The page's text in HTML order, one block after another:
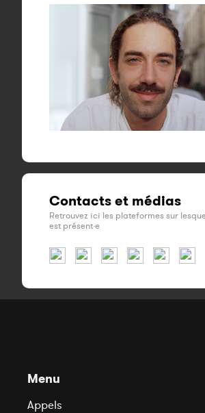
Contacts et médias
Retrouvez ici les plateformes sur
est présent·e
Menu
Appels